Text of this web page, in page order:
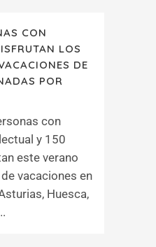
CON
LOS
DE
POR
con
y 150
este verano
vacaciones en
Huesca,